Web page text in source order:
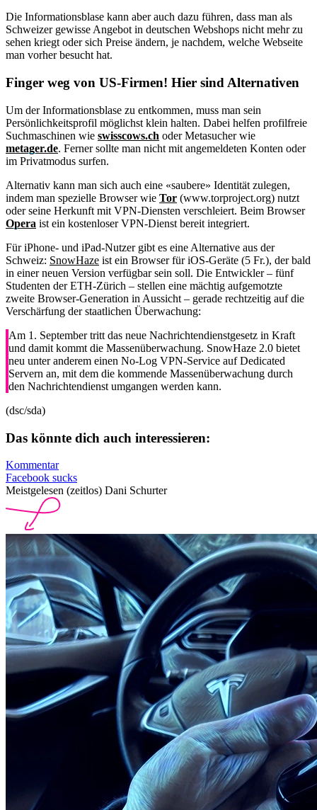
Die Informationsblase kann aber auch dazu führen, dass man als
Schweizer gewisse Angebot in deutschen Webshops nicht mehr zu
sehen kriegt oder sich Preise ändern, je nachdem, welche Webseite
man vorher besucht hat.
Finger weg von US-Firmen! Hier sind Alternativen
Um der Informationsblase zu entkommen, muss man sein
Persönlichkeitsprofil möglichst klein halten. Dabei helfen profilfreie
Suchmaschinen wie swisscows.ch oder Metasucher wie
metager.de. Ferner sollte man nicht mit angemeldeten Konten oder
im Privatmodus surfen.
Alternativ kann man sich auch eine «saubere» Identität zulegen,
indem man spezielle Browser wie Tor (www.torproject.org) nutzt
oder seine Herkunft mit VPN-Diensten verschleiert. Beim Browser
Opera ist ein kostenloser VPN-Dienst bereit integriert.
Für iPhone- und iPad-Nutzer gibt es eine Alternative aus der
Schweiz: SnowHaze ist ein Browser für iOS-Geräte (5 Fr.), der bald
in einer neuen Version verfügbar sein soll. Die Entwickler – fünf
Studenten der ETH-Zürich – stellen eine mächtig aufgemotzte
zweite Browser-Generation in Aussicht – gerade rechtzeitig auf die
Verschärfung der staatlichen Überwachung:
Am 1. September tritt das neue Nachrichtendienstgesetz in Kraft
und damit kommt die Massenüberwachung. SnowHaze 2.0 bietet
neu unter anderem einen No-Log VPN-Service auf Dedicated
Servern an, mit dem die kommende Massenüberwachung durch
den Nachrichtendienst umgangen werden kann.
(dsc/sda)
Das könnte dich auch interessieren:
Kommentar
Facebook sucks
Meistgelesen (zeitlos) Dani Schurter